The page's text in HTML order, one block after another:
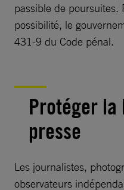
passible de
possibilité, le
431-9 du Code pénal.
Protéger
presse
Les journalistes,
observateurs